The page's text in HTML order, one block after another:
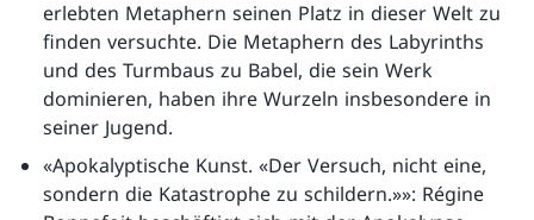
erlebten Metaphern seinen Platz in dieser Welt zu
finden versuchte. Die Metaphern des Labyrinths
und des Turmbaus zu Babel, die sein Werk
dominieren, haben ihre Wurzeln insbesondere in
seiner Jugend.
«Apokalyptische Kunst. «Der Versuch, nicht eine,
sondern die Katastrophe zu schildern.»»: Régine